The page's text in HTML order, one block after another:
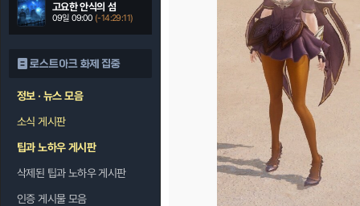
고요한 안식의 섬
09일 09:00 (-14:29:10)
로스트아크 화제 집중
정보 · 뉴스 모음
소식 게시판
팁과 노하우 게시판
삭제된 팁과 노하우 게시판
인증 게시물 모음